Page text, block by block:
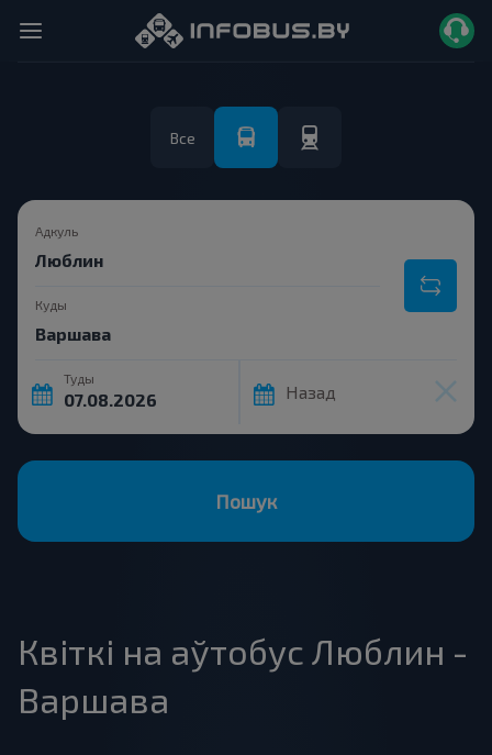
Все
Адкуль
Куды
Туды
Назад
Пошук
Квіткі на аўтобус Люблин -
Варшава